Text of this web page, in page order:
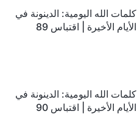
كلمات الله اليومية: الدينونة في
الأيام الأخيرة | اقتباس 89
كلمات الله اليومية: الدينونة في
الأيام الأخيرة | اقتباس 90